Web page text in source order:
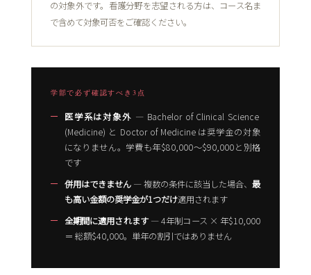
の対象外です。看護分野を志望される方は、コース名ま
で含めて対象可否をご確認ください。
学部で必ず確認すべき3点
医学系は対象外 ― Bachelor of Clinical Science
(Medicine) と Doctor of Medicine は奨学金の対象
になりません。学費も年$80,000〜$90,000と別格
です
併用はできません― 複数の条件に該当した場合、最
も高い金額の奨学金が1つだけ適用されます
全期間に適用されます― 4年制コース × 年$10,000
＝ 総額$40,000。単年の割引ではありません